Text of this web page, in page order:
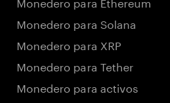
Monedero para Solana
Monedero para XRP
Monedero para Tether
Monedero para activos